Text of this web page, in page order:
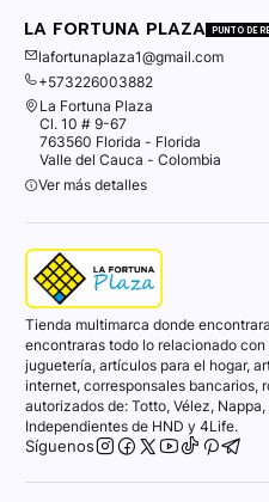
LA FORTUNA PLAZA PUNTO DE
lafortunaplaza1@gmail.com
+573226003882
La Fortuna Plaza
Cl. 10 # 9-67
763560 Florida - Florida
Valle del Cauca - Colombia
Ver más detalles
Tienda multimarca donde
encontraras todo lo relacionado
juguetería, artículos para el hogar,
internet, corresponsales bancarios,
autorizados de: Totto, Vélez,
Independientes de HND y 4Life.
Síguenos